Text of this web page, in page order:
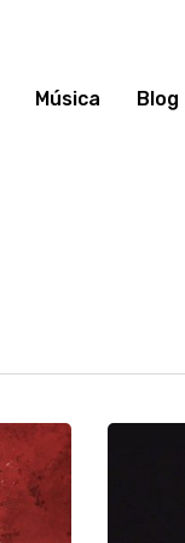
Música Blog